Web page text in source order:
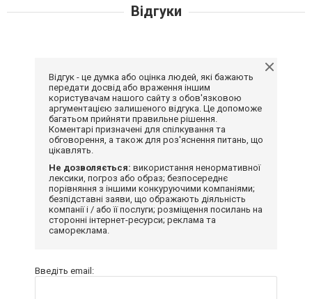
Відгуки
Відгук - це думка або оцінка людей, які бажають
передати досвід або враження іншим
користувачам нашого сайту з обов'язковою
аргументацією залишеного відгука. Це допоможе
багатьом прийняти правильне рішення.
Коментарі призначені для спілкування та
обговорення, а також для роз'яснення питань, що
цікавлять.
Не дозволяється: використання ненормативної
лексики, погроз або образ; безпосереднє
порівняння з іншими конкуруючими компаніями;
безпідставні заяви, що ображають діяльність
компанії і / або її послуги; розміщення посилань на
сторонні інтернет-ресурси; реклама та
самореклама.
Введіть email: